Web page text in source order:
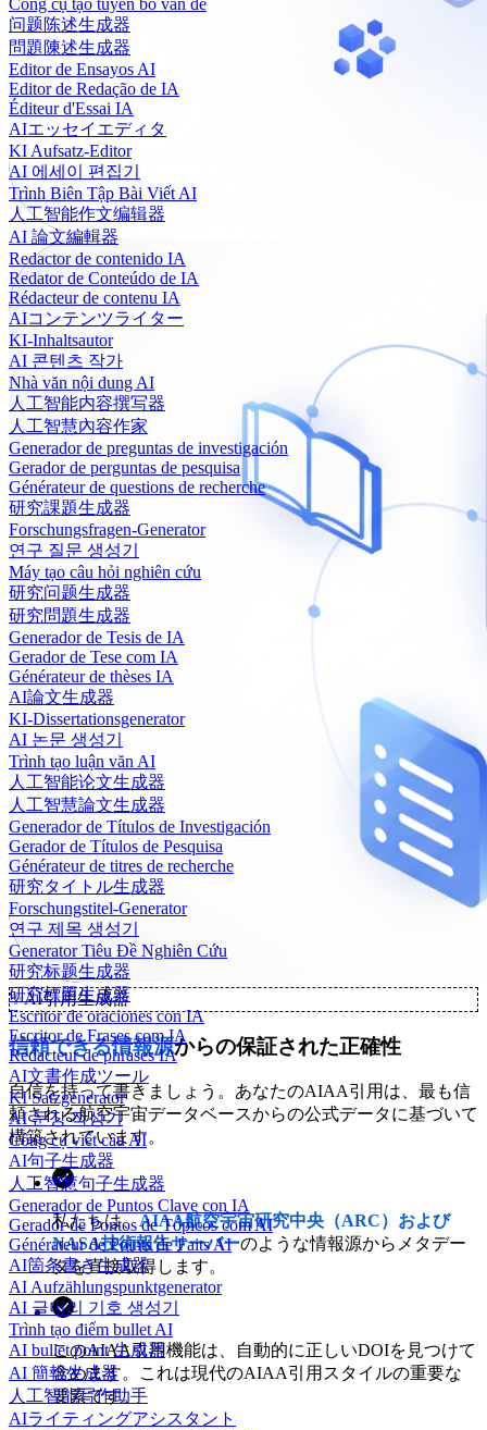
Công cụ tạo tuyên bố vấn đề
问题陈述生成器
問題陳述生成器
Editor de Ensayos AI
Editor de Redação de IA
Éditeur d'Essai IA
AIエッセイエディタ
KI Aufsatz-Editor
AI 에세이 편집기
Trình Biên Tập Bài Viết AI
人工智能作文编辑器
AI 論文編輯器
Redactor de contenido IA
Redator de Conteúdo de IA
Rédacteur de contenu IA
AIコンテンツライター
KI-Inhaltsautor
AI 콘텐츠 작가
Nhà văn nội dung AI
人工智能内容撰写器
人工智慧內容作家
Generador de preguntas de investigación
Gerador de perguntas de pesquisa
Générateur de questions de recherche
研究課題生成器
Forschungsfragen-Generator
연구 질문 생성기
Máy tạo câu hỏi nghiên cứu
研究问题生成器
研究問題生成器
Generador de Tesis de IA
Gerador de Tese com IA
Générateur de thèses IA
AI論文生成器
KI-Dissertationsgenerator
AI 논문 생성기
Trình tạo luận văn AI
人工智能论文生成器
人工智慧論文生成器
Generador de Títulos de Investigación
Gerador de Títulos de Pesquisa
Générateur de titres de recherche
研究タイトル生成器
Forschungstitel-Generator
연구 제목 생성기
Generator Tiêu Đề Nghiên Cứu
研究标题生成器
研究標題生成器
Escritor de oraciones con IA
Escritor de Frases com IA
Rédacteur de phrases IA
AI文書作成ツール
KI Satzgenerator
AI 문장 작성기
Công cụ viết câu AI
AI句子生成器
人工智慧句子生成器
Generador de Puntos Clave con IA
Gerador de Pontos de Tópicos com AI
Générateur de Points de Faits AI
AI箇条書き生成器
AI Aufzählungspunktgenerator
AI 글머리 기호 생성기
Trình tạo điểm bullet AI
AI bullet point 生成器
AI 簡報生成器
人工智能写作助手
AIライティングアシスタント
✨AI引用生成器
信頼できる情報源からの保証された正確性
自信を持って書きましょう。あなたのAIAA引用は、最も信
頼される航空宇宙データベースからの公式データに基づいて
構築されています。
私たちは、AIAA航空宇宙研究中央（ARC）および
NASA技術報告サーバーのような情報源からメタデー
タを直接取得します。
このAIAA引用機能は、自動的に正しいDOIを見つけて
含めます。これは現代のAIAA引用スタイルの重要な
要素です。